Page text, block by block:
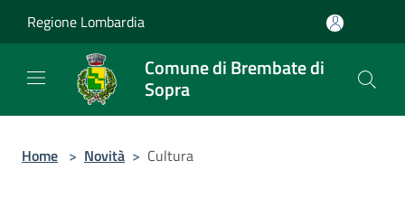
Regione Lombardia
Comune di Brembate di
Sopra
Home > Novità > Cultura